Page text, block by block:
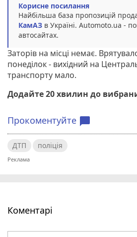
Корисне посилання
Найбільша база пропозицій
КамАЗ в Україні. Аutomoto.ua -
автосайтах.
Заторів на місці немає.
понеділок - вихідний на
транспорту мало.
Додайте 20 хвилин до
Прокоментуйте chat_bubble
ДТП поліція
Коментарі